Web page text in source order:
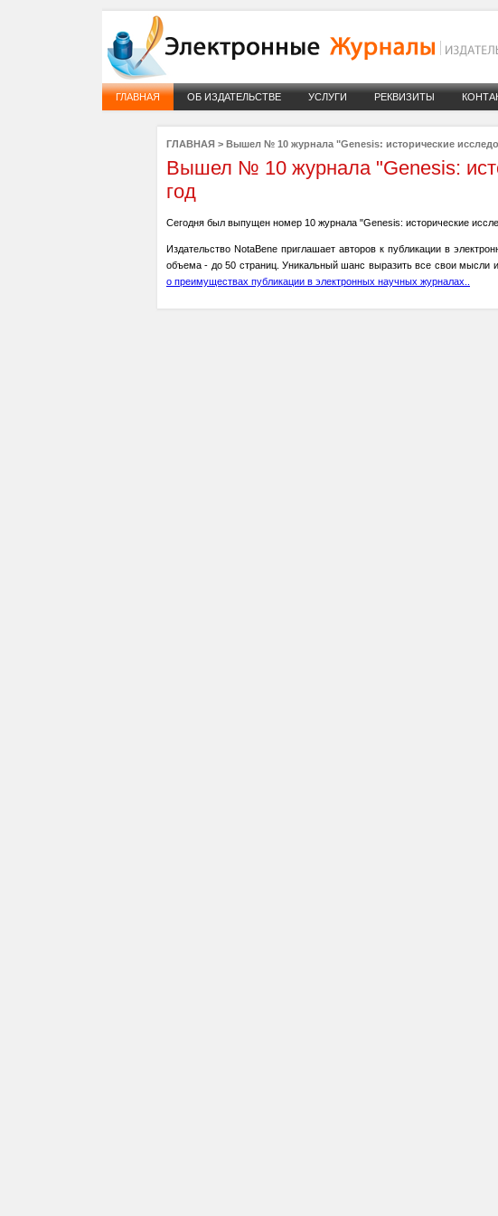
ГЛАВНАЯ ОБ ИЗДАТЕЛЬСТВЕ УСЛУГИ РЕКВИЗИТЫ
ГЛАВНАЯ > Вышел № 10 журнала "Genesis: исторические
Вышел № 10 журнала "Genesis:
год
Сегодня был выпущен номер 10 журнала "Genesis: исторические
Издательство NotaBene приглашает авторов к публикации в
объема - до 50 страниц. Уникальный шанс выразить все свои мысли
о преимуществах публикации в электронных научных журналах..